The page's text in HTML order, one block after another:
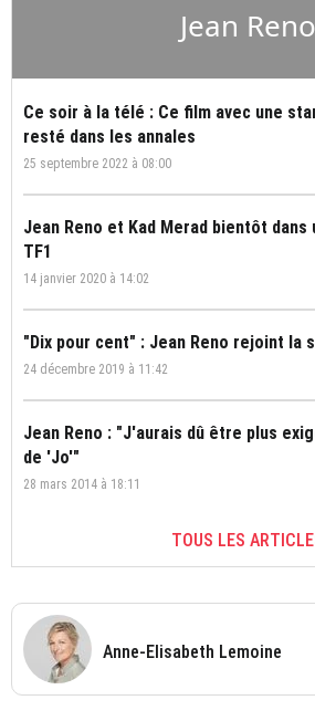
Jean Reno
Ce soir à la télé : Ce film avec une
resté dans les annales
25 septembre 2022 à 08:00
Jean Reno et Kad Merad bientôt
TF1
14 janvier 2020 à 14:02
"Dix pour cent" : Jean Reno rejoint la
24 décembre 2019 à 11:42
Jean Reno : "J'aurais dû être plus
de 'Jo'"
28 mars 2014 à 18:11
TOUS LES
Anne-Elisabeth Lemoine